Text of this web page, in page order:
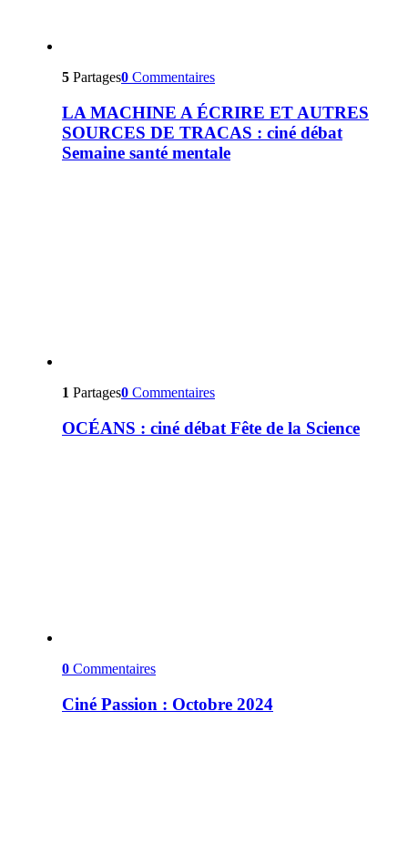
5 Partages0 Commentaires
LA MACHINE A ÉCRIRE ET AUTRES
SOURCES DE TRACAS : ciné débat
Semaine santé mentale
1 Partages0 Commentaires
OCÉANS : ciné débat Fête de la Science
0 Commentaires
Ciné Passion : Octobre 2024